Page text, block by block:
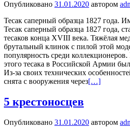
Опубликовано 31.01.2020 автором
Тесак саперный образца 1827 года.
Тесак саперный образца 1827 года,
тесаков конца XVIII века. Тяжёлая
брутальный клинок с пилой этой
популярность среди
этого тесака в Российской Армии
Из-за своих технических
снята с вооружения через[…]
5 крестоносцев
Опубликовано 31.01.2020 автором